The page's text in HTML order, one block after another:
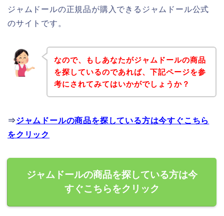
ジャムドールの正規品が購入できるジャムドール公式
のサイトです。
なので、もしあなたがジャムドールの商品
を探しているのであれば、下記ページを参
考にされてみてはいかがでしょうか？
⇒ジャムドールの商品を探している方は今すぐこちら
をクリック
ジャムドールの商品を探している方は今
すぐこちらをクリック